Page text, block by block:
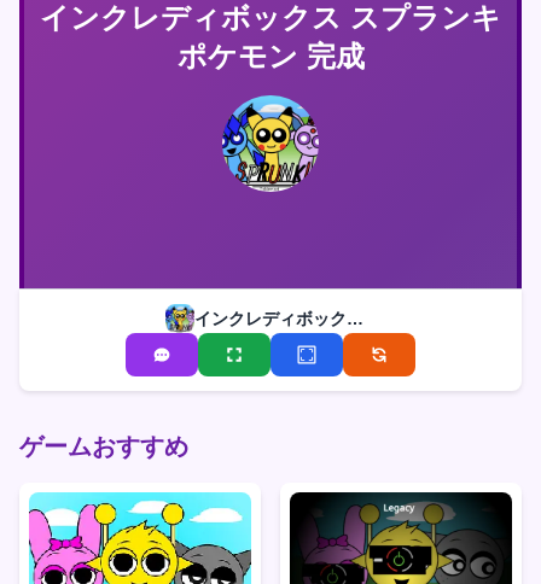
インクレディボックス スプランキ
ポケモン 完成
インクレディボックス スプランキ ポケモン 完成
ゲームおすすめ